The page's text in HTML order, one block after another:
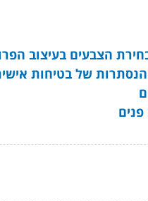
הצבעים בעיצוב
של בטיחות